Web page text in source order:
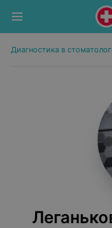
Диагностика в